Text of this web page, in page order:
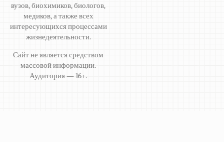
вузов, биохимиков, биологов,
медиков, а также всех
интересующихся процессами
жизнедеятельности.
Сайт не является средством
массовой информации.
Аудитория — 16+.